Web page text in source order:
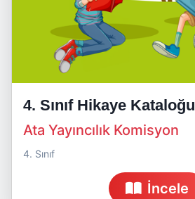
4. Sınıf Hikaye Kataloğu
Ata Yayıncılık Komisyon
4. Sınıf
İncele